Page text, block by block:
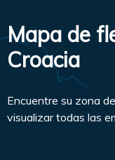
Mapa de
Croacia
Encuentre su zona
visualizar todas las